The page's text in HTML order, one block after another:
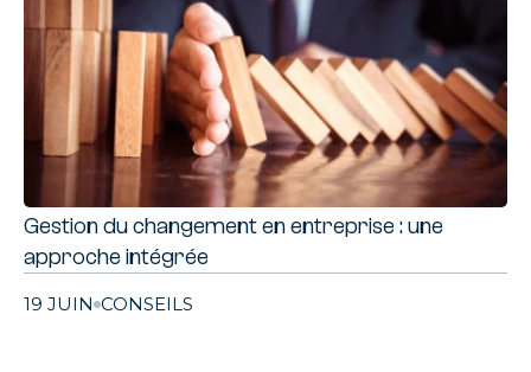
Gestion du changement en entreprise : une
approche intégrée
19 JUIN CONSEILS